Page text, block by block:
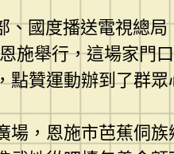
、國度播送電視總
舉行，這場家門
點贊運動辦到了群
，恩施市芭蕉侗